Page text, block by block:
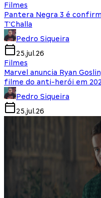
Filmes
Pantera Negra 3 é
T'Challa
Pedro Siqueira
25.jul.26
Filmes
Marvel anuncia Ryan
filme do anti-herói em
Pedro Siqueira
25.jul.26